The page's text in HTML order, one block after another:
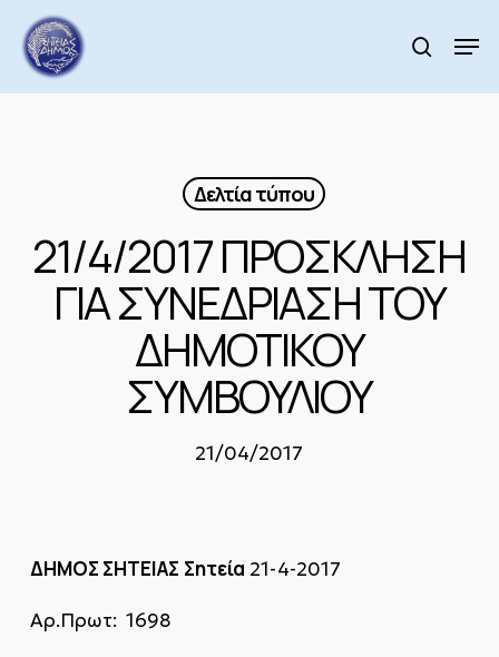
main
content
search
Δελτία τύπου
21/4/2017 ΠΡΟΣΚΛΗΣΗ
ΓΙΑ ΣΥΝΕΔΡΙΑΣΗ ΤΟΥ
ΔΗΜΟΤΙΚΟΥ
ΣΥΜΒΟΥΛΙΟΥ
21/04/2017
ΔΗΜΟΣ ΣΗΤΕΙΑΣ Σητεία 21-4-2017
Αρ.Πρωτ: 1698
Menu